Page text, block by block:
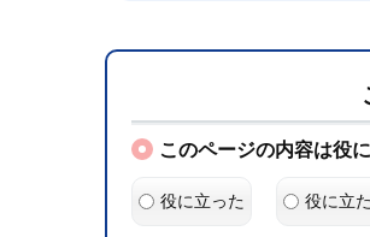
このページの内容は役
役に立った 役に立